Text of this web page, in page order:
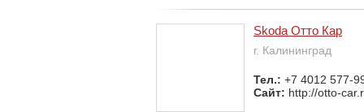
Skoda Отто Кар
г. Калининград
Тел.: +7 4012 577-
Сайт: http://otto-